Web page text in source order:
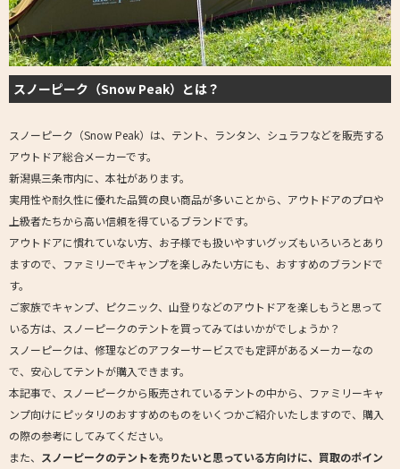
スノーピーク（Snow Peak）とは？
スノーピーク（Snow Peak）は、テント、ランタン、シュラフなどを販売する
アウトドア総合メーカーです。
新潟県三条市内に、本社があります。
実用性や耐久性に優れた品質の良い商品が多いことから、アウトドアのプロや
上級者たちから高い信頼を得ているブランドです。
アウトドアに慣れていない方、お子様でも扱いやすいグッズもいろいろとあり
ますので、ファミリーでキャンプを楽しみたい方にも、おすすめのブランドで
す。
ご家族でキャンプ、ピクニック、山登りなどのアウトドアを楽しもうと思って
いる方は、スノーピークのテントを買ってみてはいかがでしょうか？
スノーピークは、修理などのアフターサービスでも定評があるメーカーなの
で、安心してテントが購入できます。
本記事で、スノーピークから販売されているテントの中から、ファミリーキャ
ンプ向けにピッタリのおすすめのものをいくつかご紹介いたしますので、購入
の際の参考にしてみてください。
また、
スノーピークのテントを売りたいと思っている方向けに、買取のポイン